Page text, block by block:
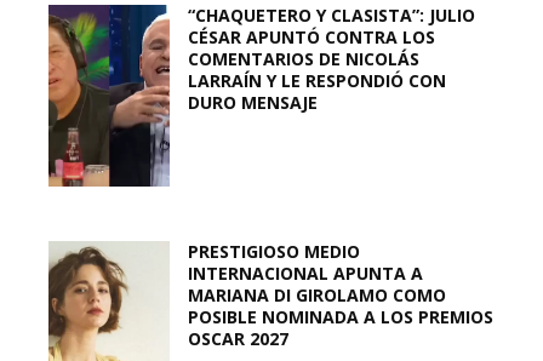
“CHAQUETERO Y CLASISTA”: JULIO
CÉSAR APUNTÓ CONTRA LOS
COMENTARIOS DE NICOLÁS
LARRAÍN Y LE RESPONDIÓ CON
DURO MENSAJE
PRESTIGIOSO MEDIO
INTERNACIONAL APUNTA A
MARIANA DI GIROLAMO COMO
POSIBLE NOMINADA A LOS PREMIOS
OSCAR 2027